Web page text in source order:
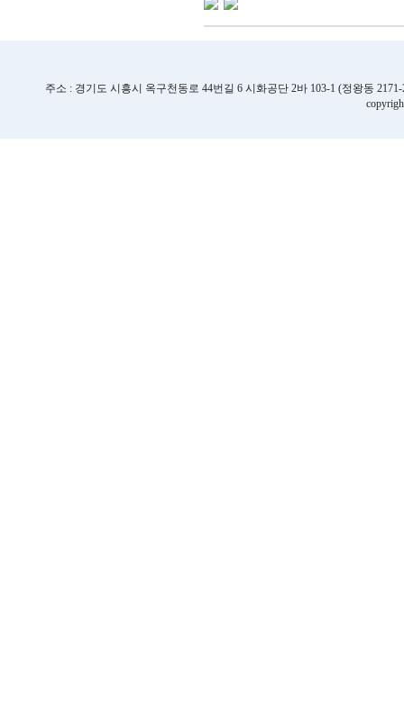
주소 : 경기도 시흥시 옥구천동로 44번길 6 시화공단 2바 103-1 (정왕동